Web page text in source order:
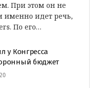
При этом он не
именно идет речь,
По его…
у Конгресса
бюджет